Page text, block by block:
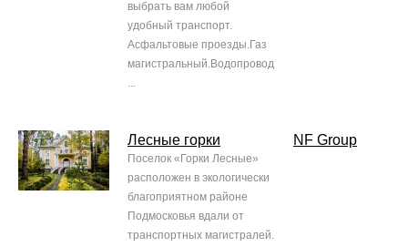
выбрать вам любой
удобный транспорт.
Асфальтовые проезды.Газ
магистральный.Водопровод
...
Лесные горки
Поселок «Горки Лесные»
расположен в экологически
благоприятном районе
Подмосковья вдали от
транспортных магистралей.
NF Group